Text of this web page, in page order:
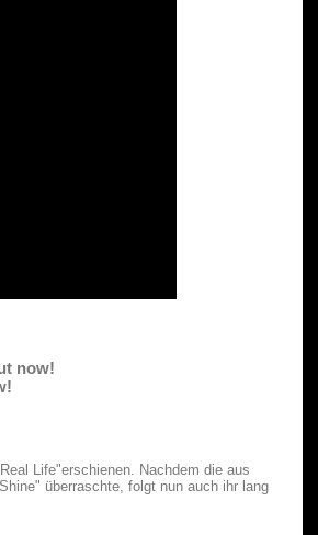
now!
Life"erschienen. Nachdem die aus
überraschte, folgt nun auch ihr lang